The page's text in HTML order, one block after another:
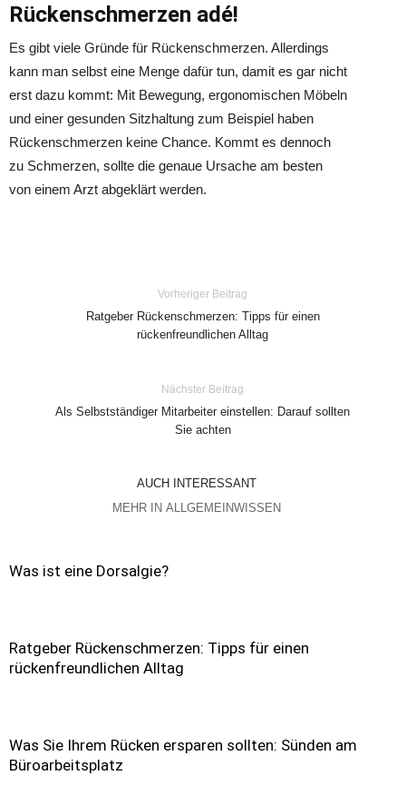
Rückenschmerzen adé!
Es gibt viele Gründe für Rückenschmerzen. Allerdings
kann man selbst eine Menge dafür tun, damit es gar nicht
erst dazu kommt: Mit Bewegung, ergonomischen Möbeln
und einer gesunden Sitzhaltung zum Beispiel haben
Rückenschmerzen keine Chance. Kommt es dennoch
zu Schmerzen, sollte die genaue Ursache am besten
von einem Arzt abgeklärt werden.
Vorheriger Beitrag
Ratgeber Rückenschmerzen: Tipps für einen
rückenfreundlichen Alltag
Nächster Beitrag
Als Selbstständiger Mitarbeiter einstellen: Darauf sollten
Sie achten
AUCH INTERESSANT
MEHR IN ALLGEMEINWISSEN
Was ist eine Dorsalgie?
Ratgeber Rückenschmerzen: Tipps für einen
rückenfreundlichen Alltag
Was Sie Ihrem Rücken ersparen sollten: Sünden am
Büroarbeitsplatz